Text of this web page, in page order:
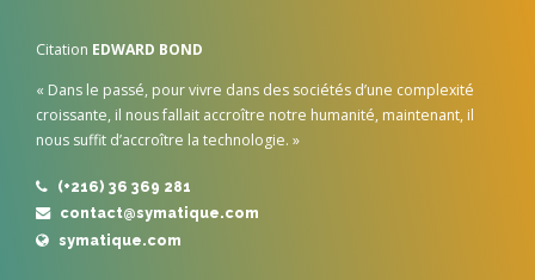
Citation EDWARD BOND
« Dans le passé, pour vivre dans des sociétés d’une complexité
croissante, il nous fallait accroître notre humanité, maintenant, il
nous suffit d’accroître la technologie. »
(+216) 36 369 281
contact@symatique.com
symatique.com